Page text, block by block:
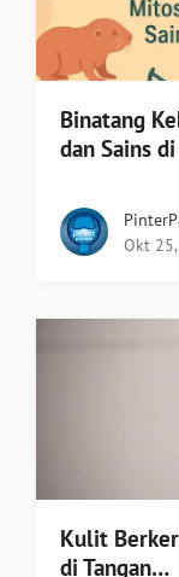
Binatang
dan Sains
Okt
Kulit
di Tangan…